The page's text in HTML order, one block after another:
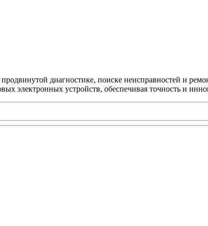
диагностике, поиске неисправностей и
электронных устройств, обеспечивая точность и